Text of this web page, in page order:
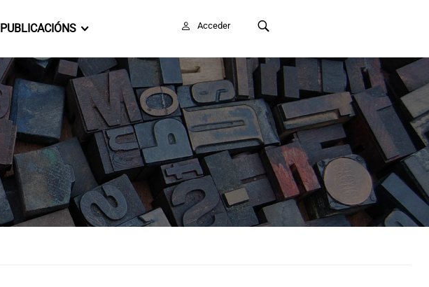
PUBLICACIÓNS Acceder